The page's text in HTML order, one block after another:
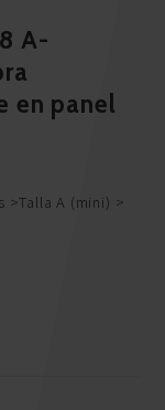
A-
en panel
Talla A (mini)